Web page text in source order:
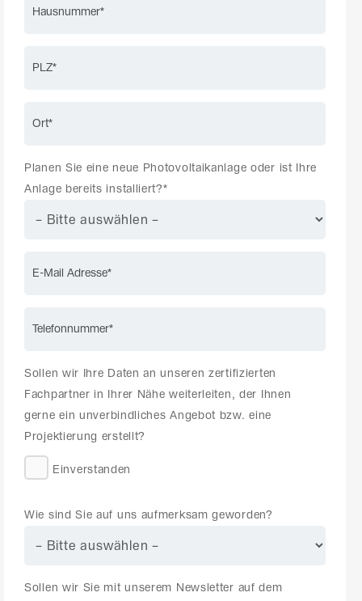
Planen Sie eine neue Photovoltaikanlage oder ist Ihre
Anlage bereits installiert?*
Sollen wir Ihre Daten an unseren zertifizierten
Fachpartner in Ihrer Nähe weiterleiten, der Ihnen
gerne ein unverbindliches Angebot bzw. eine
Projektierung erstellt?
Einverstanden
Wie sind Sie auf uns aufmerksam geworden?
Sollen wir Sie mit unserem Newsletter auf dem